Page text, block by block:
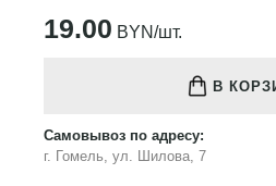
19.00 BYN/шт.
В
Самовывоз по адресу:
г. Гомель, ул. Шилова, 7